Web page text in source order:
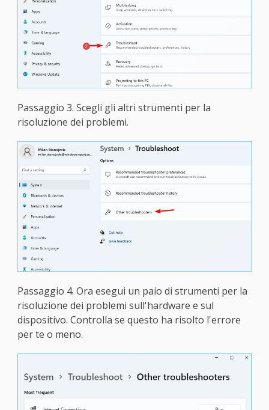
Passaggio 3. Scegli gli altri strumenti per la
risoluzione dei problemi.
Passaggio 4. Ora esegui un paio di strumenti per la
risoluzione dei problemi sull'hardware e sul
dispositivo. Controlla se questo ha risolto l'errore
per te o meno.